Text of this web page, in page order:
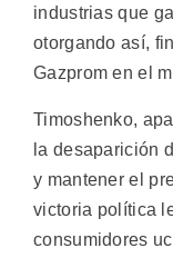
industrias que
otorgando así,
Gazprom en el
Timoshenko,
la desaparición
y mantener el
victoria política
consumidores